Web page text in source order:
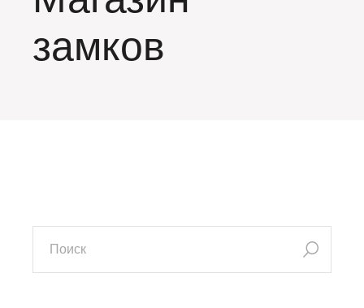
замков
искать: